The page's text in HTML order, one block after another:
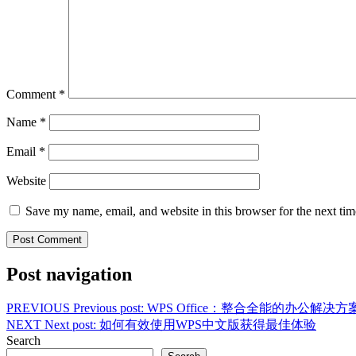
Comment *
Name *
Email *
Website
Save my name, email, and website in this browser for the next
Post navigation
PREVIOUS Previous post: WPS Office：整合全能的办公解决方
NEXT Next post: 如何有效使用WPS中文版获得最佳体验
Search